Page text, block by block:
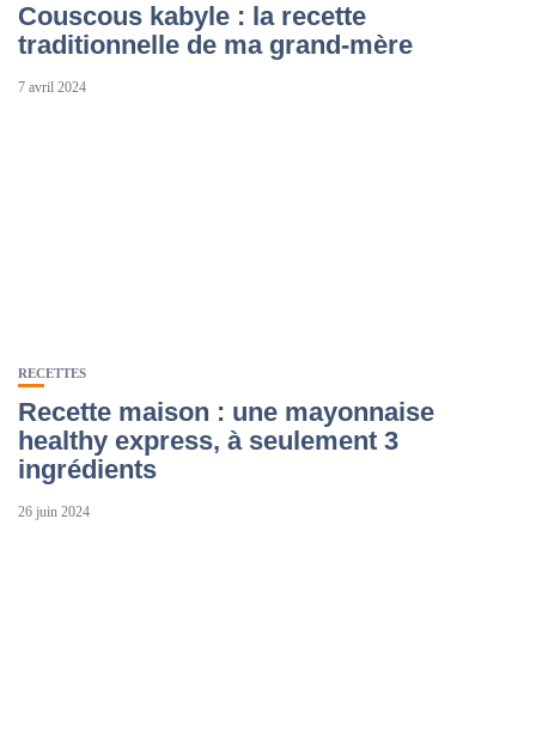
Couscous kabyle : la recette
traditionnelle de ma grand-mère
7 avril 2024
RECETTES
Recette maison : une mayonnaise
healthy express, à seulement 3
ingrédients
26 juin 2024